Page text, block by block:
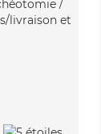
/
livraison et